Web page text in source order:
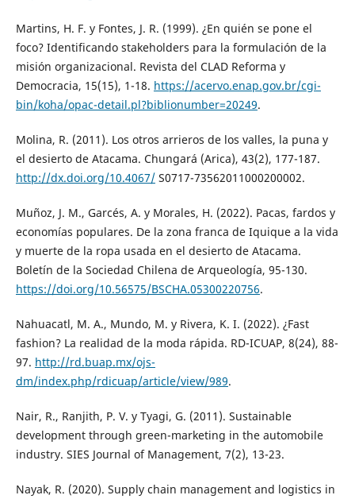
Martins, H. F. y Fontes, J. R. (1999). ¿En quién se pone el
foco? Identificando stakeholders para la formulación de la
misión organizacional. Revista del CLAD Reforma y
Democracia, 15(15), 1-18. https://acervo.enap.gov.br/cgi-
bin/koha/opac-detail.pl?biblionumber=20249.
Molina, R. (2011). Los otros arrieros de los valles, la puna y
el desierto de Atacama. Chungará (Arica), 43(2), 177-187.
http://dx.doi.org/10.4067/S0717-73562011000200002.
Muñoz, J. M., Garcés, A. y Morales, H. (2022). Pacas, fardos y
economías populares. De la zona franca de Iquique a la vida
y muerte de la ropa usada en el desierto de Atacama.
Boletín de la Sociedad Chilena de Arqueología, 95-130.
https://doi.org/10.56575/BSCHA.05300220756.
Nahuacatl, M. A., Mundo, M. y Rivera, K. I. (2022). ¿Fast
fashion? La realidad de la moda rápida. RD-ICUAP, 8(24), 88-
97. http://rd.buap.mx/ojs-
dm/index.php/rdicuap/article/view/989.
Nair, R., Ranjith, P. V. y Tyagi, G. (2011). Sustainable
development through green-marketing in the automobile
industry. SIES Journal of Management, 7(2), 13-23.
Nayak, R. (2020). Supply chain management and logistics in